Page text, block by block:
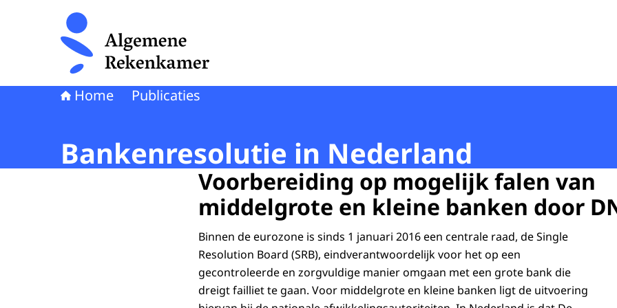
Naar de homepage van Algemene Rekenkamer
Home Publicaties
Bankenresolutie in Nederland
Voorbereiding op mogelijk falen van
middelgrote en kleine banken door
Binnen de eurozone is sinds 1 januari 2016 een centrale raad, de Single
Resolution Board (SRB), eindverantwoordelijk voor het op een
gecontroleerde en zorgvuldige manier omgaan met een grote bank die
dreigt failliet te gaan. Voor middelgrote en kleine banken ligt de uitvoering